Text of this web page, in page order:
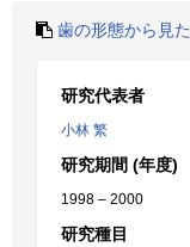
歯の形態から見
研究代表者
小林 繁
研究期間 (年度)
1998 – 2000
研究種目